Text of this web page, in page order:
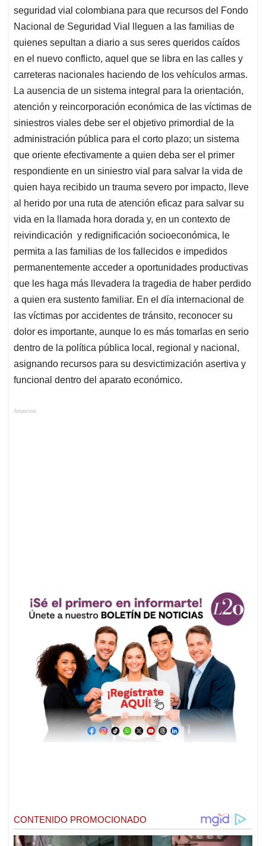
seguridad vial colombiana para que recursos del Fondo
Nacional de Seguridad Vial lleguen a las familias de
quienes sepultan a diario a sus seres queridos caídos
en el nuevo conflicto, aquel que se libra en las calles y
carreteras nacionales haciendo de los vehículos armas.
La ausencia de un sistema integral para la orientación,
atención y reincorporación económica de las víctimas de
siniestros viales debe ser el objetivo primordial de la
administración pública para el corto plazo; un sistema
que oriente efectivamente a quien deba ser el primer
respondiente en un siniestro vial para salvar la vida de
quien haya recibido un trauma severo por impacto, lleve
al herido por una ruta de atención eficaz para salvar su
vida en la llamada hora dorada y, en un contexto de
reivindicación y redignificación socioeconómica, le
permita a las familias de los fallecidos e impedidos
permanentemente acceder a oportunidades productivas
que les haga más llevadera la tragedia de haber perdido
a quien era sustento familiar. En el día internacional de
las víctimas por accidentes de tránsito, reconocer su
dolor es importante, aunque lo es más tomarlas en serio
dentro de la política pública local, regional y nacional,
asignando recursos para su desvictimización asertiva y
funcional dentro del aparato económico.
Anuncios.